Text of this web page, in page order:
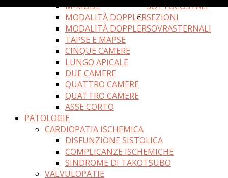
M-MODE
MODALITÀ DOPPLER
MODALITÀ DOPPLER
TAPSE E MAPSE
CINQUE CAMERE
LUNGO APICALE
DUE CAMERE
QUATTRO CAMERE
SOTTOCOSTALI
QUATTRO CAMERE
ASSE CORTO
SEZIONI
SOVRASTERNALI
PATOLOGIE
CARDIOPATIA ISCHEMICA
DISFUNZIONE SISTOLICA
COMPLICANZE ISCHEMICHE
SINDROME DI TAKOTSUBO
VALVULOPATIE